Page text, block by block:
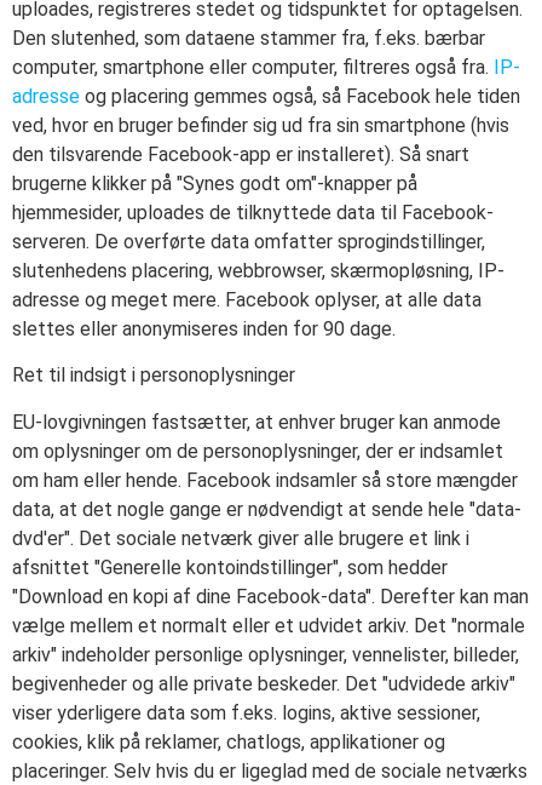
uploades, registreres stedet og tidspunktet for optagelsen.
Den slutenhed, som dataene stammer fra, f.eks. bærbar
computer, smartphone eller computer, filtreres også fra. IP-
adresse og placering gemmes også, så Facebook hele tiden
ved, hvor en bruger befinder sig ud fra sin smartphone (hvis
den tilsvarende Facebook-app er installeret). Så snart
brugerne klikker på "Synes godt om"-knapper på
hjemmesider, uploades de tilknyttede data til Facebook-
serveren. De overførte data omfatter sprogindstillinger,
slutenhedens placering, webbrowser, skærmopløsning, IP-
adresse og meget mere. Facebook oplyser, at alle data
slettes eller anonymiseres inden for 90 dage.
Ret til indsigt i personoplysninger
EU-lovgivningen fastsætter, at enhver bruger kan anmode
om oplysninger om de personoplysninger, der er indsamlet
om ham eller hende. Facebook indsamler så store mængder
data, at det nogle gange er nødvendigt at sende hele "data-
dvd'er". Det sociale netværk giver alle brugere et link i
afsnittet "Generelle kontoindstillinger", som hedder
"Download en kopi af dine Facebook-data". Derefter kan man
vælge mellem et normalt eller et udvidet arkiv. Det "normale
arkiv" indeholder personlige oplysninger, vennelister, billeder,
begivenheder og alle private beskeder. Det "udvidede arkiv"
viser yderligere data som f.eks. logins, aktive sessioner,
cookies, klik på reklamer, chatlogs, applikationer og
placeringer. Selv hvis du er ligeglad med de sociale netværks